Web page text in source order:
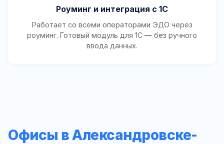
Роуминг и интеграция с 1С
Работает со всеми операторами ЭДО через
роуминг. Готовый модуль для 1С — без ручного
ввода данных.
Офисы в Александровске-